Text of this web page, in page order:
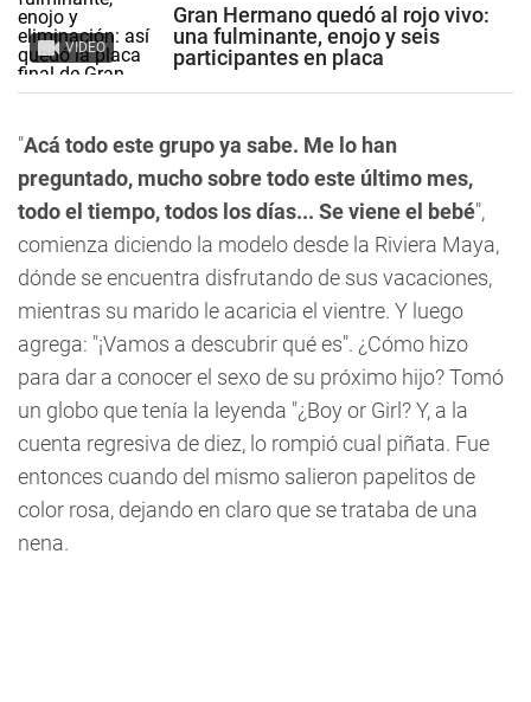
VIDEO
Gran Hermano quedó al rojo vivo:
una fulminante, enojo y seis
participantes en placa
"Acá todo este grupo ya sabe. Me lo han
preguntado, mucho sobre todo este último mes,
todo el tiempo, todos los días... Se viene el bebé",
comienza diciendo la modelo desde la Riviera Maya,
dónde se encuentra disfrutando de sus vacaciones,
mientras su marido le acaricia el vientre. Y luego
agrega: "¡Vamos a descubrir qué es". ¿Cómo hizo
para dar a conocer el sexo de su próximo hijo? Tomó
un globo que tenía la leyenda "¿Boy or Girl? Y, a la
cuenta regresiva de diez, lo rompió cual piñata. Fue
entonces cuando del mismo salieron papelitos de
color rosa, dejando en claro que se trataba de una
nena.